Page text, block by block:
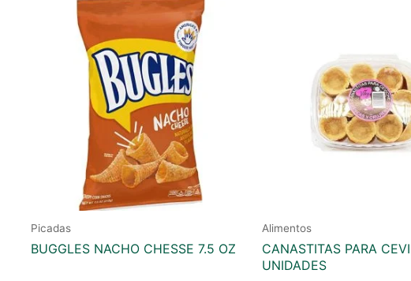
Picadas
BUGGLES NACHO CHESSE 7.5 OZ
Alimentos
CANASTITAS PARA
UNIDADES